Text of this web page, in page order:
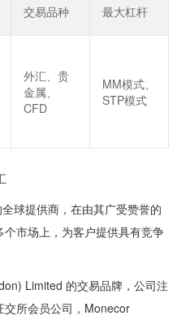
交易品种 最大杠杆
外汇、贵
金属、
CFD
MM模式、
STP模式
球提供商，在由其广受赞誉的
市场上，为客户提供具有竞争
Limited 的交易品牌，公司注
所会员公司，Monecor